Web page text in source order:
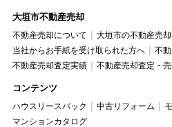
大垣市不動産売却
不動産売却について
大垣市の不動産売
当社からお手紙を受け取られた方へ
不
不動産売却査定実績
不動産売却査定・
コンテンツ
ハウスリースバック 中古リフォーム
マンションカタログ